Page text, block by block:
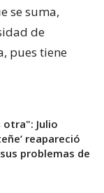
se suma,
de
pues tiene
otra": Julio
reapareció
problemas de